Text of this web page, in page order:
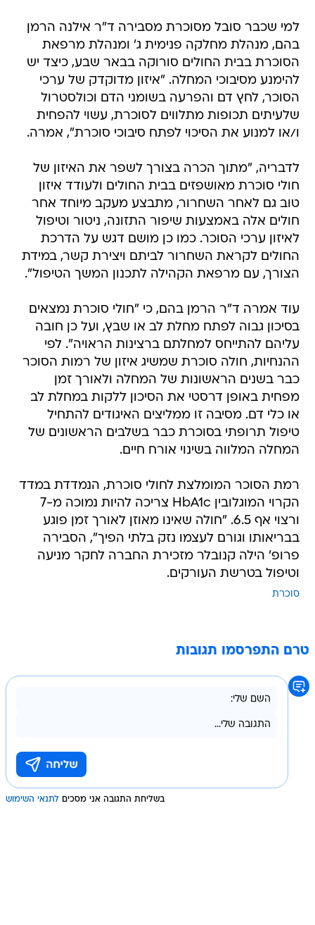
למי שכבר סובל מסוכרת מסבירה ד"ר אילנה הרמן
בהם, מנהלת מחלקה פנימית ג' ומנהלת מרפאת
הסוכרת בבית החולים סורוקה בבאר שבע, כיצד יש
להימנע מסיבוכי המחלה. "איזון מדוקדק של ערכי
הסוכר, לחץ דם והפרעה בשומני הדם וכולסטרול
שלעיתים תכופות מתלווים לסוכרת, עשוי להפחית
ו/או למנוע את הסיכוי לפתח סיבוכי סוכרת", אמרה.
לדבריה, "מתוך הכרה בצורך לשפר את האיזון של
חולי סוכרת מאושפזים בבית החולים ולעודד איזון
טוב גם לאחר השחרור, מתבצע מעקב מיוחד אחר
חולים אלה באמצעות שיפור התזונה, ניטור וטיפול
לאיזון ערכי הסוכר. כמו כן מושם דגש על הדרכת
החולים לקראת השחרור לביתם ויצירת קשר, במידת
הצורך, עם מרפאת הקהילה לתכנון המשך הטיפול".
עוד אמרה ד"ר הרמן בהם, כי "חולי סוכרת נמצאים
בסיכון גבוה לפתח מחלת לב או שבץ, ועל כן חובה
עליהם להתייחס למחלתם ברצינות הראויה". לפי
ההנחיות, חולה סוכרת שמשיג איזון של רמות הסוכר
כבר בשנים הראשונות של המחלה ולאורך זמן
מפחית באופן דרסטי את הסיכון ללקות במחלת לב
או כלי דם. מסיבה זו ממליצים האיגודים להתחיל
טיפול תרופתי בסוכרת כבר בשלבים הראשונים של
המחלה המלווה בשינוי אורח חיים.
רמת הסוכר המומלצת לחולי סוכרת, הנמדדת במדד
הקרוי המוגלובין HbA1c צריכה להיות נמוכה מ-7
ורצוי אף 6.5. "חולה שאינו מאוזן לאורך זמן פוגע
בבריאותו וגורם לעצמו נזק בלתי הפיך", הסבירה
פרופ' הילה קנובלר מזכירת החברה לחקר מניעה
וטיפול בטרשת העורקים.
סוכרת
טרם התפרסמו תגובות
בשליחת התגובה אני מסכים לתנאי השימוש